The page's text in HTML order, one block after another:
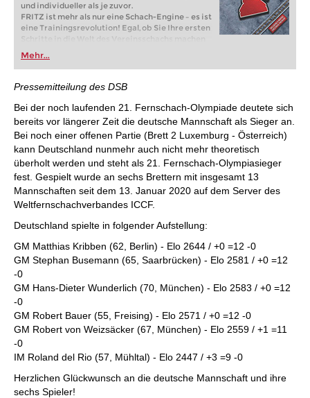
und individueller als je zuvor.
FRITZ ist mehr als nur eine Schach-Engine – es ist
eine Trainingsrevolution! Egal, ob Sie Ihre ersten
Schritte in die Welt des Vereinsschachs machen
oder bereits auf Turnierniveau spielen: Mit
FRITZ trainieren Sie effizienter, intelligenter und
individueller als je zuvor.
Mehr...
Pressemitteilung des DSB
Bei der noch laufenden 21. Fernschach-Olympiade deutete sich
bereits vor längerer Zeit die deutsche Mannschaft als Sieger an.
Bei noch einer offenen Partie (Brett 2 Luxemburg - Österreich)
kann Deutschland nunmehr auch nicht mehr theoretisch
überholt werden und steht als 21. Fernschach-Olympiasieger
fest. Gespielt wurde an sechs Brettern mit insgesamt 13
Mannschaften seit dem 13. Januar 2020 auf dem Server des
Weltfernschachverbandes ICCF.
Deutschland spielte in folgender Aufstellung:
GM Matthias Kribben (62, Berlin) - Elo 2644 / +0 =12 -0
GM Stephan Busemann (65, Saarbrücken) - Elo 2581 / +0 =12
-0
GM Hans-Dieter Wunderlich (70, München) - Elo 2583 / +0 =12
-0
GM Robert Bauer (55, Freising) - Elo 2571 / +0 =12 -0
GM Robert von Weizsäcker (67, München) - Elo 2559 / +1 =11
-0
IM Roland del Rio (57, Mühltal) - Elo 2447 / +3 =9 -0
Herzlichen Glückwunsch an die deutsche Mannschaft und ihre
sechs Spieler!